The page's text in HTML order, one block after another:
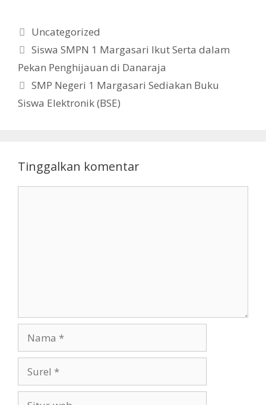
Kategori
Uncategorized
Siswa SMPN 1 Margasari Ikut Serta dalam
Pekan Penghijauan di Danaraja
SMP Negeri 1 Margasari Sediakan Buku
Siswa Elektronik (BSE)
Tinggalkan komentar